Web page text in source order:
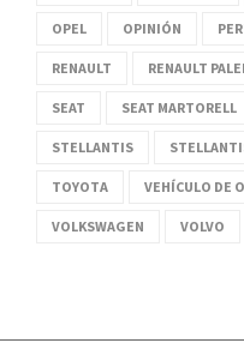
OPEL OPINIÓN
RENAULT RENAULT
SEAT SEAT MARTORELL
STELLANTIS
TOYOTA VEHÍCULO DE
VOLKSWAGEN VOLVO